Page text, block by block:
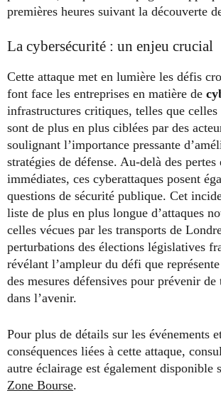
premières heures suivant la découverte
La cybersécurité : un enjeu crucial
Cette attaque met en lumière les défis
font face les entreprises en matière de
infrastructures critiques, telles que celles
sont de plus en plus ciblées par des
soulignant l’importance pressante
stratégies de défense. Au-delà des pertes
immédiates, ces cyberattaques posent
questions de sécurité publique. Cet
liste de plus en plus longue d’attaques
celles vécues par les transports de
perturbations des élections législatives
révélant l’ampleur du défi que
des mesures défensives pour prévenir de
dans l’avenir.
Pour plus de détails sur les événements
conséquences liées à cette attaque,
autre éclairage est également disponible
Zone Bourse.